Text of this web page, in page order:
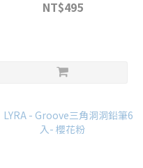
NT$495